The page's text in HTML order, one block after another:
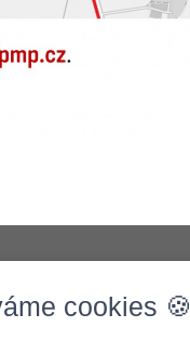
cookies 🍪